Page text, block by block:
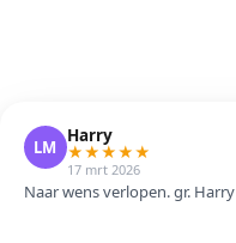
LM
Harry
★★★★★
17 mrt 2026
Naar wens verlopen. gr. Harry